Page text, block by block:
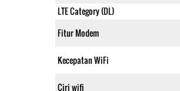
LTE Category (DL)
Fitur Modem
Kecepatan WiFi
Ciri wifi